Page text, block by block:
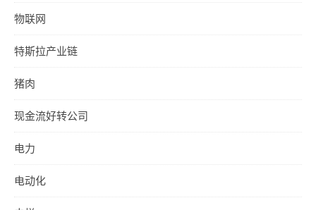
物联网
特斯拉产业链
猪肉
现金流好转公司
电力
电动化